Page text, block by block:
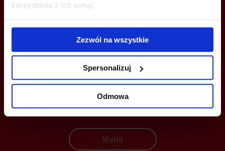
korzystania z ich usług.
Zezwól na wszystkie
Spersonalizuj
Odmowa
MOŻESZ TEŻ ZOSTAWIĆ SWÓJ NUMER, A MY SKONTAKTUJEMY SIĘ
Wyślij